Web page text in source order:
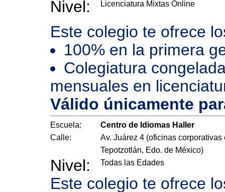
Nivel: Licenciatura Mixtas Online
Este colegio te ofrece
100% en la primera
Colegiatura
mensuales en
Válido únicamente
Escuela:
Centro de Idiomas Haller
Calle:
Av. Juárez 4 (oficinas corporativas
Tepotzotlán, Edo. de México)
Nivel: Todas las Edades
Este colegio te ofrece